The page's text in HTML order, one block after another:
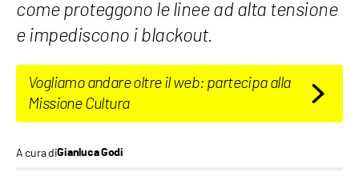
come proteggono le linee ad alta tensione
e impediscono i blackout.
Vogliamo andare oltre il web: partecipa alla
Missione Cultura
A cura diGianluca Godi